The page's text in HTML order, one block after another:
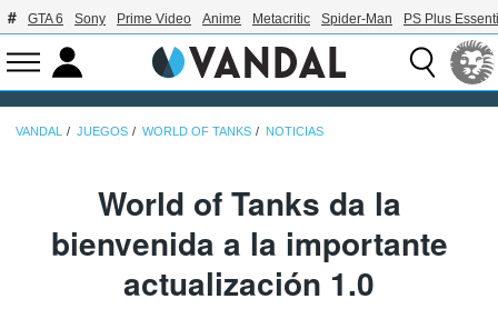
GTA 6 Sony Prime Video Anime Metacritic Spider-Man PS Plus
VANDAL JUEGOS WORLD OF TANKS NOTICIAS
World of Tanks da la
bienvenida a la importante
actualización 1.0